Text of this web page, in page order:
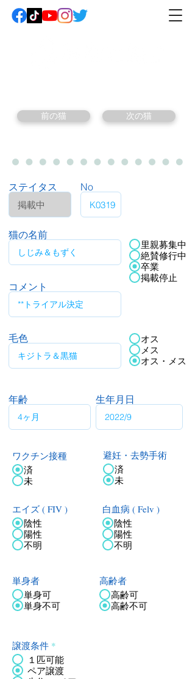
前の猫 次の猫
ステイタス No
猫の名前
コメント
里親募集中
絶賛修行中
卒業
掲載停止
毛色
オス
メス
オス・メス
年齢 生年月日
ワクチン接種
済
未
エイズ ( FIV )
陰性
陽性
不明
避妊・去勢手術
済
未
白血病 ( Felv )
陰性
陽性
不明
単身者
単身可
単身不可
高齢者
高齢可
高齢不可
譲渡条件 *
１匹可能
ペア譲渡